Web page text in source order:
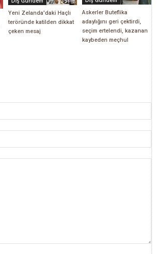
Yeni Zelanda'daki Haçlı
teröründe katilden dikkat
çeken mesaj
Askerler Buteflika
adaylığını geri çektirdi,
seçim ertelendi, kazanan
kaybeden meçhul